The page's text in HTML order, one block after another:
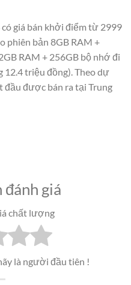
có giá bán khởi điểm từ 2999
phiên bản 8GB RAM +
RAM + 256GB bộ nhớ đi
12.4 triệu đồng). Theo dự
đầu được bán ra tại Trung
đánh giá
chất lượng
là người đầu tiên !